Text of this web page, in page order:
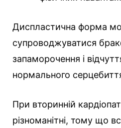
Диспластична форма
супроводжуватися
запаморочення і
нормального
При вторинній
різноманітні, тому що